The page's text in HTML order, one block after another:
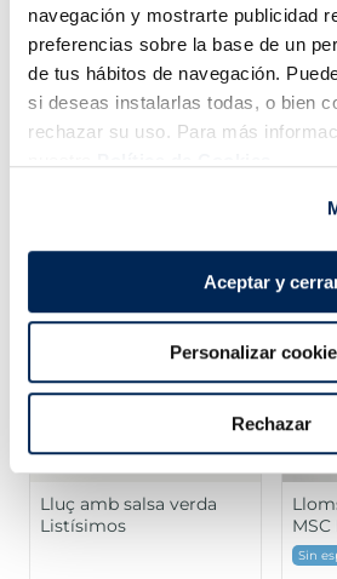
navegación y mostrarte publicidad
preferencias sobre la base de un
de tus hábitos de navegación.
si deseas instalarlas todas, o bien
rechazar su uso. Para más
Aceptar y
Personalizar
Rechazar
Combina-ho i fes un
Lluç amb salsa verda
Listísimos
Sin